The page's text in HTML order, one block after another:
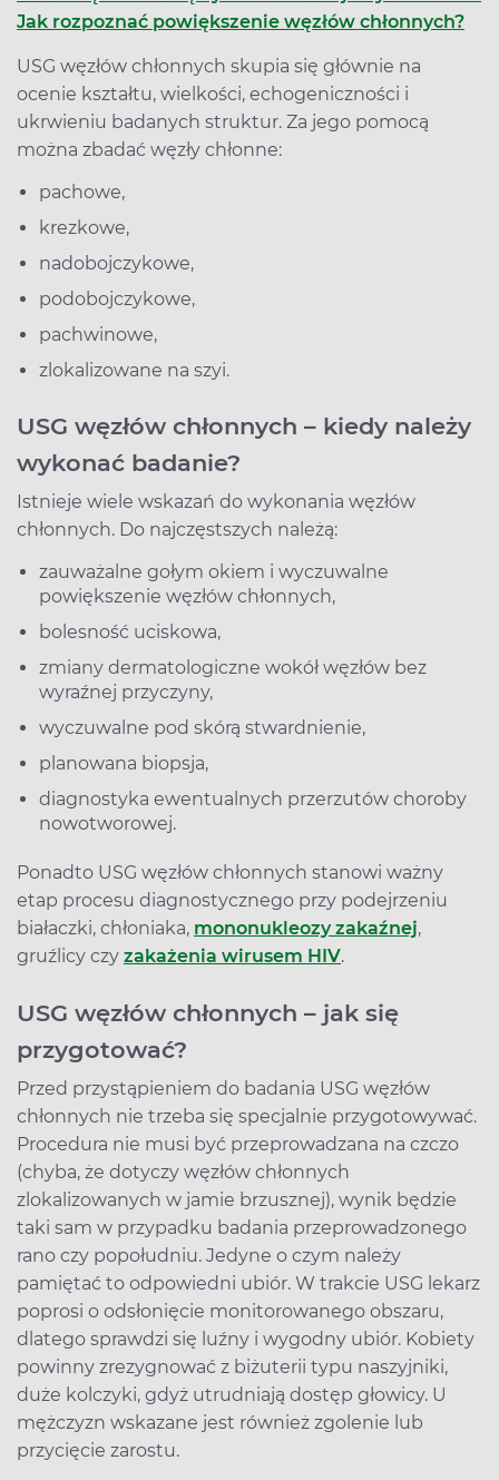
Jak rozpoznać powiększenie węzłów chłonnych?
USG węzłów chłonnych skupia się głównie na
ocenie kształtu, wielkości, echogeniczności i
ukrwieniu badanych struktur. Za jego pomocą
można zbadać węzły chłonne:
pachowe,
krezkowe,
nadobojczykowe,
podobojczykowe,
pachwinowe,
zlokalizowane na szyi.
USG węzłów chłonnych – kiedy należy
wykonać badanie?
Istnieje wiele wskazań do wykonania węzłów
chłonnych. Do najczęstszych należą:
zauważalne gołym okiem i wyczuwalne
powiększenie węzłów chłonnych,
bolesność uciskowa,
zmiany dermatologiczne wokół węzłów bez
wyraźnej przyczyny,
wyczuwalne pod skórą stwardnienie,
planowana biopsja,
diagnostyka ewentualnych przerzutów choroby
nowotworowej.
Ponadto USG węzłów chłonnych stanowi ważny
etap procesu diagnostycznego przy podejrzeniu
białaczki, chłoniaka, mononukleozy zakaźnej,
gruźlicy czy zakażenia wirusem HIV.
USG węzłów chłonnych – jak się
przygotować?
Przed przystąpieniem do badania USG węzłów
chłonnych nie trzeba się specjalnie przygotowywać.
Procedura nie musi być przeprowadzana na czczo
(chyba, że dotyczy węzłów chłonnych
zlokalizowanych w jamie brzusznej), wynik będzie
taki sam w przypadku badania przeprowadzonego
rano czy popołudniu. Jedyne o czym należy
pamiętać to odpowiedni ubiór. W trakcie USG lekarz
poprosi o odsłonięcie monitorowanego obszaru,
dlatego sprawdzi się luźny i wygodny ubiór. Kobiety
powinny zrezygnować z biżuterii typu naszyjniki,
duże kolczyki, gdyż utrudniają dostęp głowicy. U
mężczyzn wskazane jest również zgolenie lub
przycięcie zarostu.